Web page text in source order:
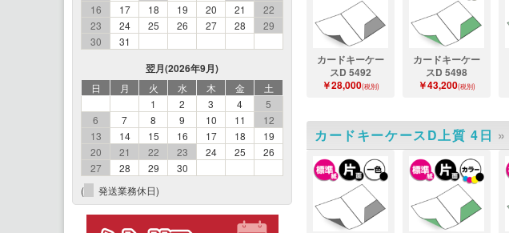
カードキーケー
スD 5492
￥28,000(税別)
カードキーケー
スD 5498
￥43,200(税別)
カードキーケースD上質 4日 »
16
17 18 19 20 21
22
23
24 25 26 27 28
29
30
31
翌月(2026年9月)
日 月 火 水 木 金
土
1
2 3 4
5
6
7 8 9 10 11
12
13
14 15 16 17 18
19
20
21 22 23 24 25
26
27
28 29
30
(
発送業務休日)